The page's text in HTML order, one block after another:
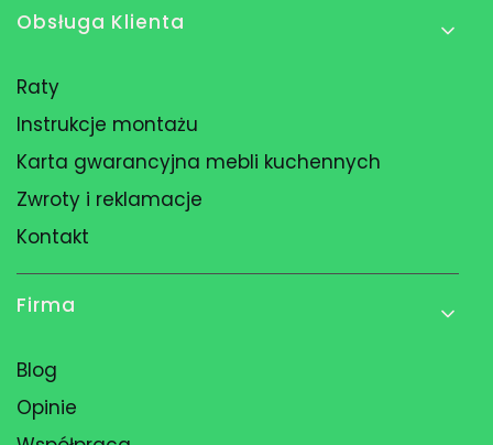
Linki w stopce
Obsługa Klienta
Raty
Instrukcje montażu
Karta gwarancyjna mebli kuchennych
Zwroty i reklamacje
Kontakt
Firma
Blog
Opinie